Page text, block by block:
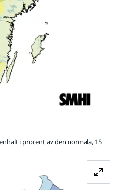
i procent av den normala, 15